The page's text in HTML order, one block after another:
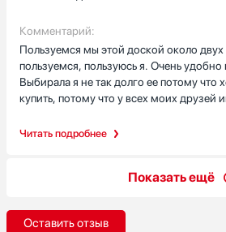
быстрым, эффективным и приятным.
Читать подробнее
Комментарий:
Пользуемся мы этой доской около
пользуемся, пользуюсь я. Очень удобно
Выбирала я не так долго ее потому что
купить, потому что у всех моих друзей
Спасибо хочется сказать
скорее всего будем у вас заказывать
восторге, советуем!
Оставить отзыв
Показать ещё